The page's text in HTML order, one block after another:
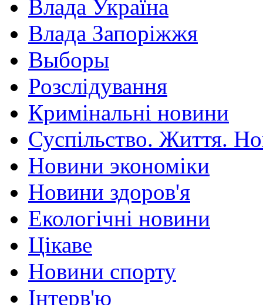
Влада Україна
Влада Запоріжжя
Выборы
Розслідування
Кримінальні новини
Суспільство. Життя.
Новини экономіки
Новини здоров'я
Екологічні новини
Цікаве
Новини спорту
Інтерв'ю